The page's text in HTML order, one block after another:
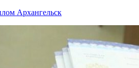
Архангельск